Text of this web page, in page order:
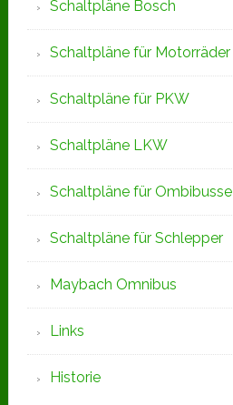
Schaltpläne Bosch
Schaltpläne für Motorräder
Schaltpläne für PKW
Schaltpläne LKW
Schaltpläne für Ombibusse
Schaltpläne für Schlepper
Maybach Omnibus
Links
Historie